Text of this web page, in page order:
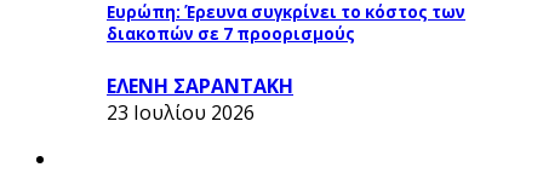
Ευρώπη: Έρευνα συγκρίνει το κόστος των
διακοπών σε 7 προορισμούς
ΕΛΕΝΗ ΣΑΡΑΝΤΑΚΗ
23 Ιουλίου 2026